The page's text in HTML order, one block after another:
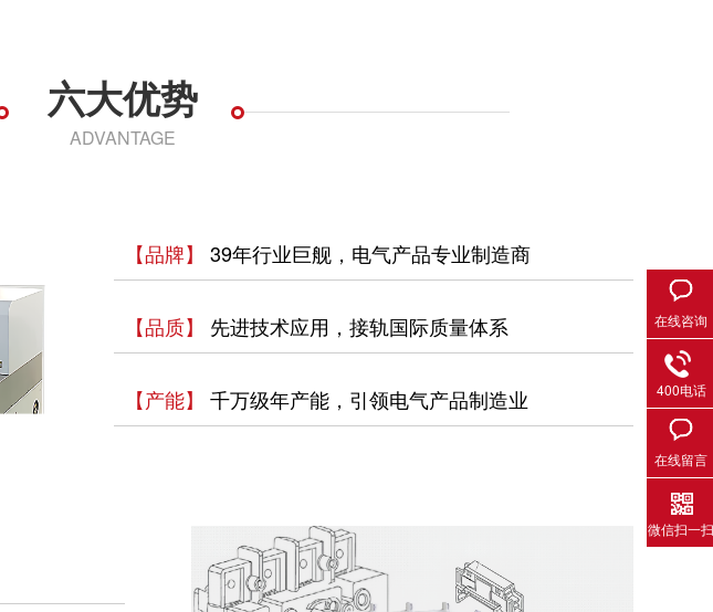
六大优势
ADVANTAGE
【品牌】 39年行业巨舰，电气产品专业制造商
【品质】 先进技术应用，接轨国际质量体系
【产能】 千万级年产能，引领电气产品制造业
在线咨询
400电话
在线留言
微信扫一扫